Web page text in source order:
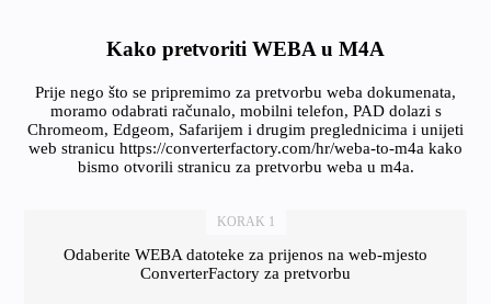
Kako pretvoriti WEBA u M4A
Prije nego što se pripremimo za pretvorbu weba dokumenata,
moramo odabrati računalo, mobilni telefon, PAD dolazi s
Chromeom, Edgeom, Safarijem i drugim preglednicima i unijeti
web stranicu https://converterfactory.com/hr/weba-to-m4a kako
bismo otvorili stranicu za pretvorbu weba u m4a.
KORAK 1
Odaberite WEBA datoteke za prijenos na web-mjesto
ConverterFactory za pretvorbu